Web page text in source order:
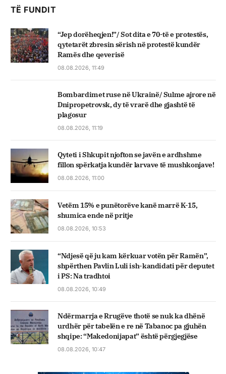
TË FUNDIT
“Jep dorëheqjen!”/ Sot dita e 70-të e protestës,
qytetarët zbresin sërish në protestë kundër
Ramës dhe qeverisë
08.08.2026, 11:49
Bombardimet ruse në Ukrainë/ Sulme ajrore në
Dnipropetrovsk, dy të vrarë dhe gjashtë të
plagosur
08.08.2026, 11:19
Qyteti i Shkupit njofton se javën e ardhshme
fillon spërkatja kundër larvave të mushkonjave!
08.08.2026, 11:00
Vetëm 15% e punëtorëve kanë marrë K-15,
shumica ende në pritje
08.08.2026, 10:53
“Ndjesë që ju kam kërkuar votën për Ramën”,
shpërthen Pavlin Luli ish-kandidati për deputet
i PS: Na tradhtoi
08.08.2026, 10:49
Ndërmarrja e Rrugëve thotë se nuk ka dhënë
urdhër për tabelën e re në Tabanoc pa gjuhën
shqipe: “Makedonijapat” është përgjegjëse
08.08.2026, 10:47